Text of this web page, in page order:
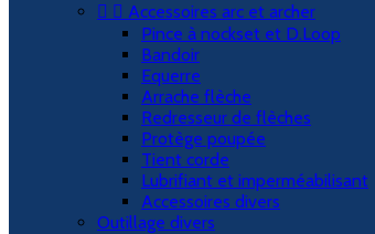
  Accessoires arc et archer
Pince à nockset et D.Loop
Bandoir
Equerre
Arrache flèche
Redresseur de flèches
Protège poupée
Tient corde
Lubrifiant et imperméabilisant
Accessoires divers
Outillage divers